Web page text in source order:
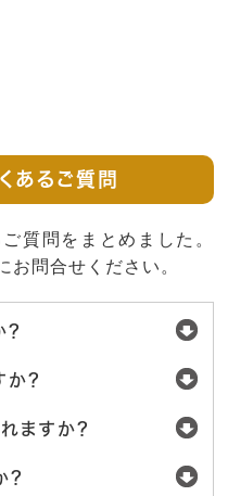
あるご質問
質問をまとめました。
お問合せください。
？
ますか？